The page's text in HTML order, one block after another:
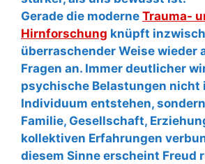
Gerade die moderne Trauma-
Hirnforschung knüpft
überraschender Weise wieder
Fragen an. Immer deutlicher
psychische Belastungen nicht
Individuum entstehen,
Familie, Gesellschaft,
kollektiven Erfahrungen
diesem Sinne erscheint Freud